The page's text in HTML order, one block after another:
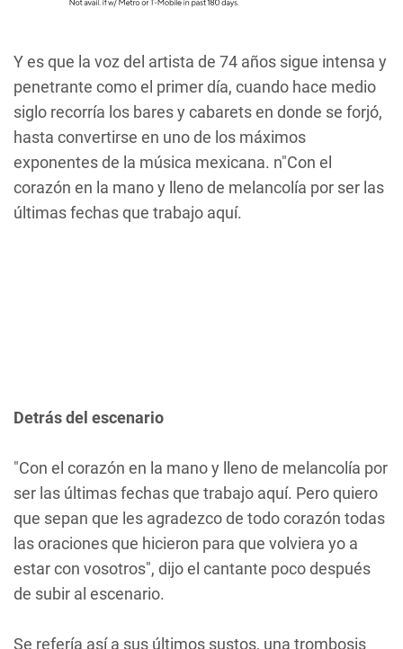
Y es que la voz del artista de 74 años sigue intensa y
penetrante como el primer día, cuando hace medio
siglo recorría los bares y cabaretsen donde se forjó,
hasta convertirse en uno de los máximos
exponentes de la música mexicana. n"Con el
corazón en la mano y lleno de melancolía por ser las
últimas fechas que trabajo aquí.
Detrás del escenario
"Con el corazón en la mano y lleno de melancolía por
ser las últimas fechas que trabajo aquí. Pero quiero
que sepan que les agradezco de todo corazón todas
las oraciones que hicieron para que volviera yo a
estar con vosotros", dijo el cantante poco después
de subir al escenario.
Se refería así a sus últimos sustos, una trombosis